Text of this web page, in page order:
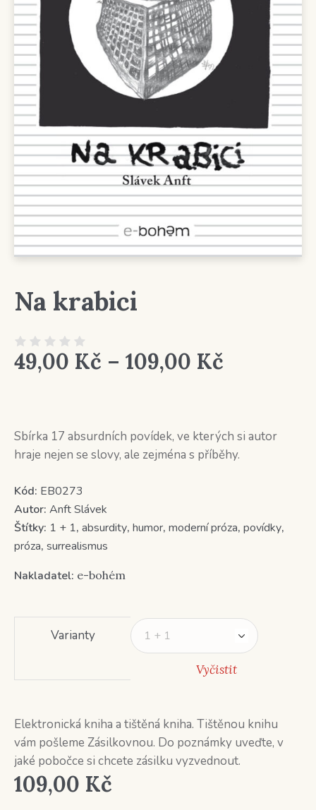
Na krabici
49,00 Kč – 109,00 Kč
až
109,00
Sbírka 17 absurdních povídek, ve kterých si autor
hraje nejen se slovy, ale zejména s příběhy.
Kód: EB0273
Autor: Anft Slávek
Štítky: 1 + 1, absurdity, humor, moderní próza, povídky,
próza, surrealismus
Nakladatel: e-bohém
Varianty
Vyčistit
Elektronická kniha a tištěná kniha. Tištěnou knihu
vám pošleme Zásilkovnou. Do poznámky uveďte, v
jaké pobočce si chcete zásilku vyzvednout.
109,00 Kč